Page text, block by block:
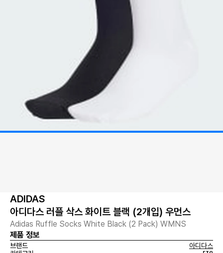
ADIDAS
아디다스 러플 삭스 화이트 블랙 (2개입) 우먼스
Adidas Ruffle Socks White Black (2 Pack) WMNS
제품 정보
브랜드
아디다스